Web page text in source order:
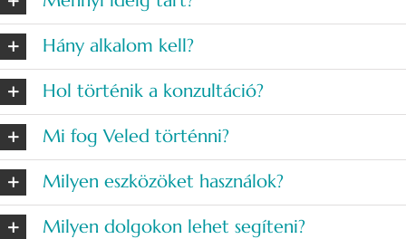
Hány alkalom kell?
Hol történik a konzultáció?
Mi fog Veled történni?
Milyen eszközöket használok?
Milyen dolgokon lehet segíteni?